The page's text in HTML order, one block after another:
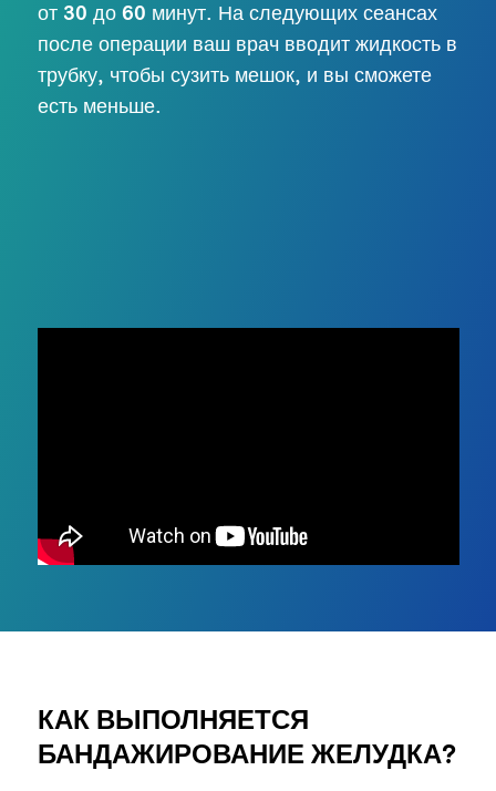
от 30 до 60 минут. На следующих сеансах
после операции ваш врач вводит жидкость в
трубку, чтобы сузить мешок, и вы сможете
есть меньше.
КАК ВЫПОЛНЯЕТСЯ
БАНДАЖИРОВАНИЕ ЖЕЛУДКА?